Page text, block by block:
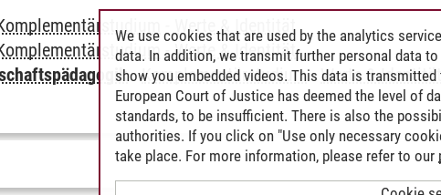
Werte & Identität
-Werte & Identität
-Komplementärstudium- Werte &
We use cookies that are used by the analytics
data. In addition, we transmit further personal data
show you embedded videos. This data is
European Court of Justice has deemed the level of
standards, to be insufficient. There is also the
authorities. If you click on "Use only necessary
take place. For more information, please refer to our